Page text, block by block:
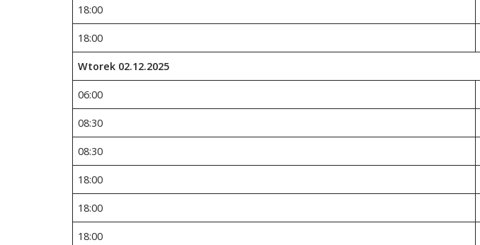
18:00
18:00
Wtorek 02.12.2025
06:00
08:30
08:30
18:00
18:00
18:00